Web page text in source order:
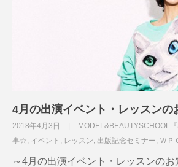
4月の出演イベント・レッスン
2018年4月3日 MODEL&BEAUTYSCHOOL『
事☆, イベント , レッスン, 出版記念セミナー, ＷＰ
～4月の出演イベント・レッスンの